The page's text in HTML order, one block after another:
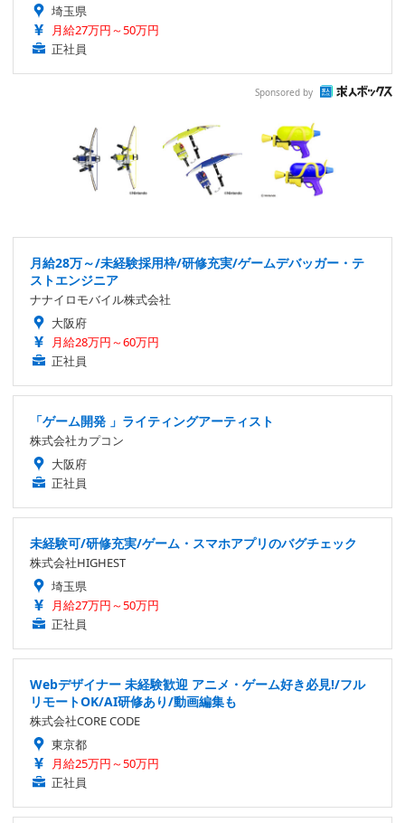
埼玉県
月給27万円～50万円
正社員
Sponsored by
月給28万～/未経験採用枠/研修充実/ゲームデバッガー・テ
ストエンジニア
ナナイロモバイル株式会社
大阪府
月給28万円～60万円
正社員
「ゲーム開発 」ライティングアーティスト
株式会社カプコン
大阪府
正社員
未経験可/研修充実/ゲーム・スマホアプリのバグチェック
株式会社HIGHEST
埼玉県
月給27万円～50万円
正社員
Webデザイナー 未経験歓迎 アニメ・ゲーム好き必見!/フル
リモートOK/AI研修あり/動画編集も
株式会社CORE CODE
東京都
月給25万円～50万円
正社員